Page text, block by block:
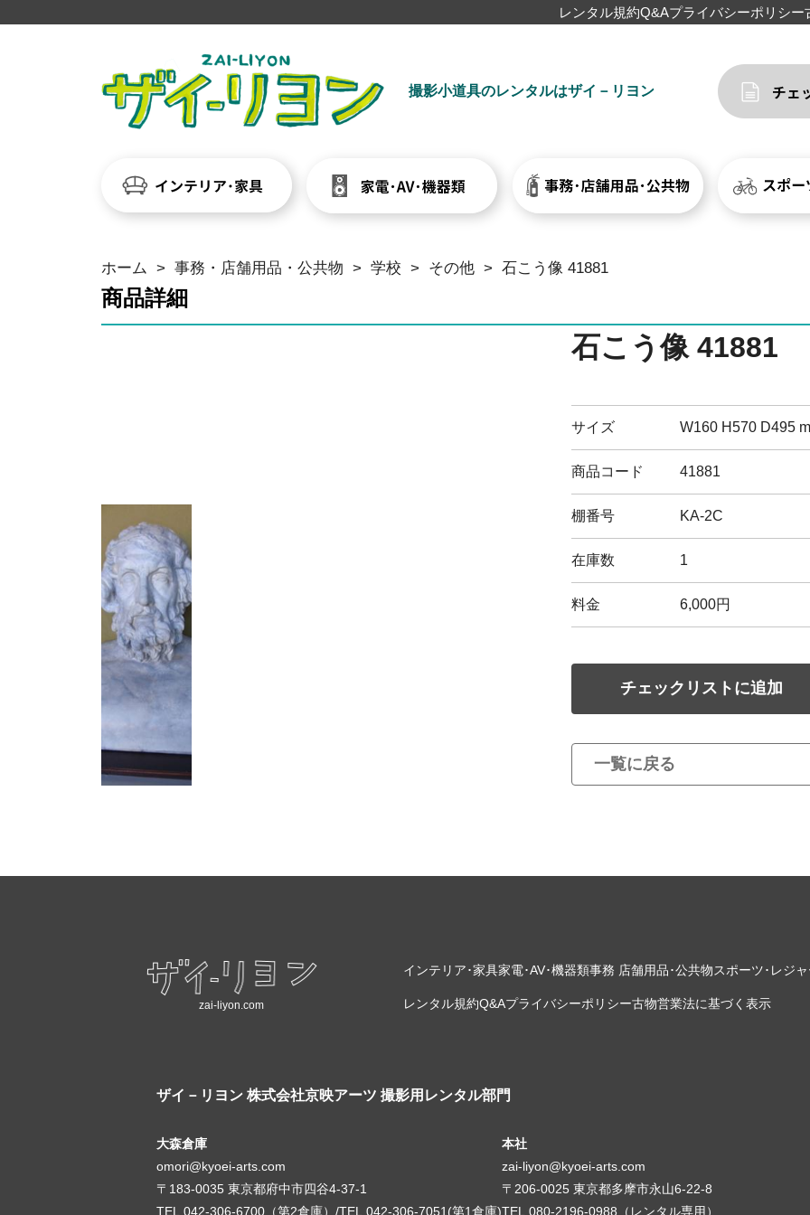
レンタル規約Q&Aプライバシーポリシー
撮影小道具のレンタルはザイ－リヨン
ホーム > 事務・店舗用品・公共物 > 学校 > その他 > 石こう像 41881
商品詳細
石こう像 41881
サイズ W160 H570 D495
商品コード 41881
棚番号 KA-2C
在庫数 1
料金 6,000円
チェックリストに追加
一覧に戻る
zai-liyon.com
インテリア･家具家電･AV･機器類事務 店舗用品･公共物スポーツ･レジ
レンタル規約Q&Aプライバシーポリシー古物営業法に基づく表示
ザイ－リヨン 株式会社京映アーツ 撮影用レンタル部門
大森倉庫
omori@kyoei-arts.com
〒183-0035 東京都府中市四谷4-37-1
TEL.042-306-6700（第2倉庫）/TEL.042-306-7051(第1倉庫)
本社
zai-liyon@kyoei-arts.com
〒206-0025 東京都多摩市永山6-22-8
TEL.080-2196-0988（レンタル専用）